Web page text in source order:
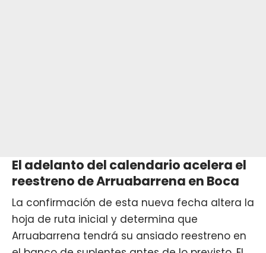
El adelanto del calendario acelera el
reestreno de Arruabarrena en Boca
La confirmación de esta nueva fecha altera la
hoja de ruta inicial y determina que
Arruabarrena tendrá su ansiado reestreno en